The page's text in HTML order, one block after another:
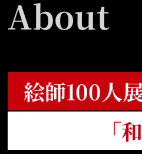
About
絵師100人
「